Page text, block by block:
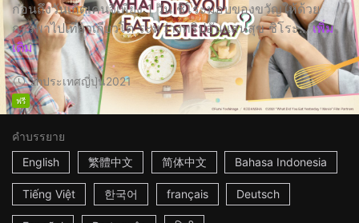
ก่อนถึงวันเกิดเคนจิเพียง 1 วัน ชิโระมอบของขวัญให้ด้วย
การพาไปเที่ยวเกียวโต ระหว่างทริปอันแสนสุข ชิโระ... เพิ่ม
เติม
2hประเทศญี่ปุ่น2021
ฟรี
คำบรรยาย
English
繁體中文 简体中文 Bahasa Indonesia
Tiếng Việt 한국어 français Deutsch